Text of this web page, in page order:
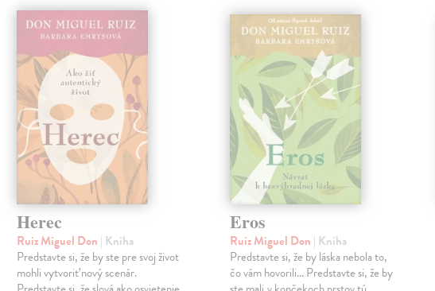
Herec
Ruiz Miguel Don | Kniha
Predstavte si, že by ste pre svoj život
mohli vytvoriť nový scenár.
Eros
Ruiz Miguel Don | Kniha
Predstavte si, že by láska nebola to,
čo vám hovorili... Predstavte si, že by